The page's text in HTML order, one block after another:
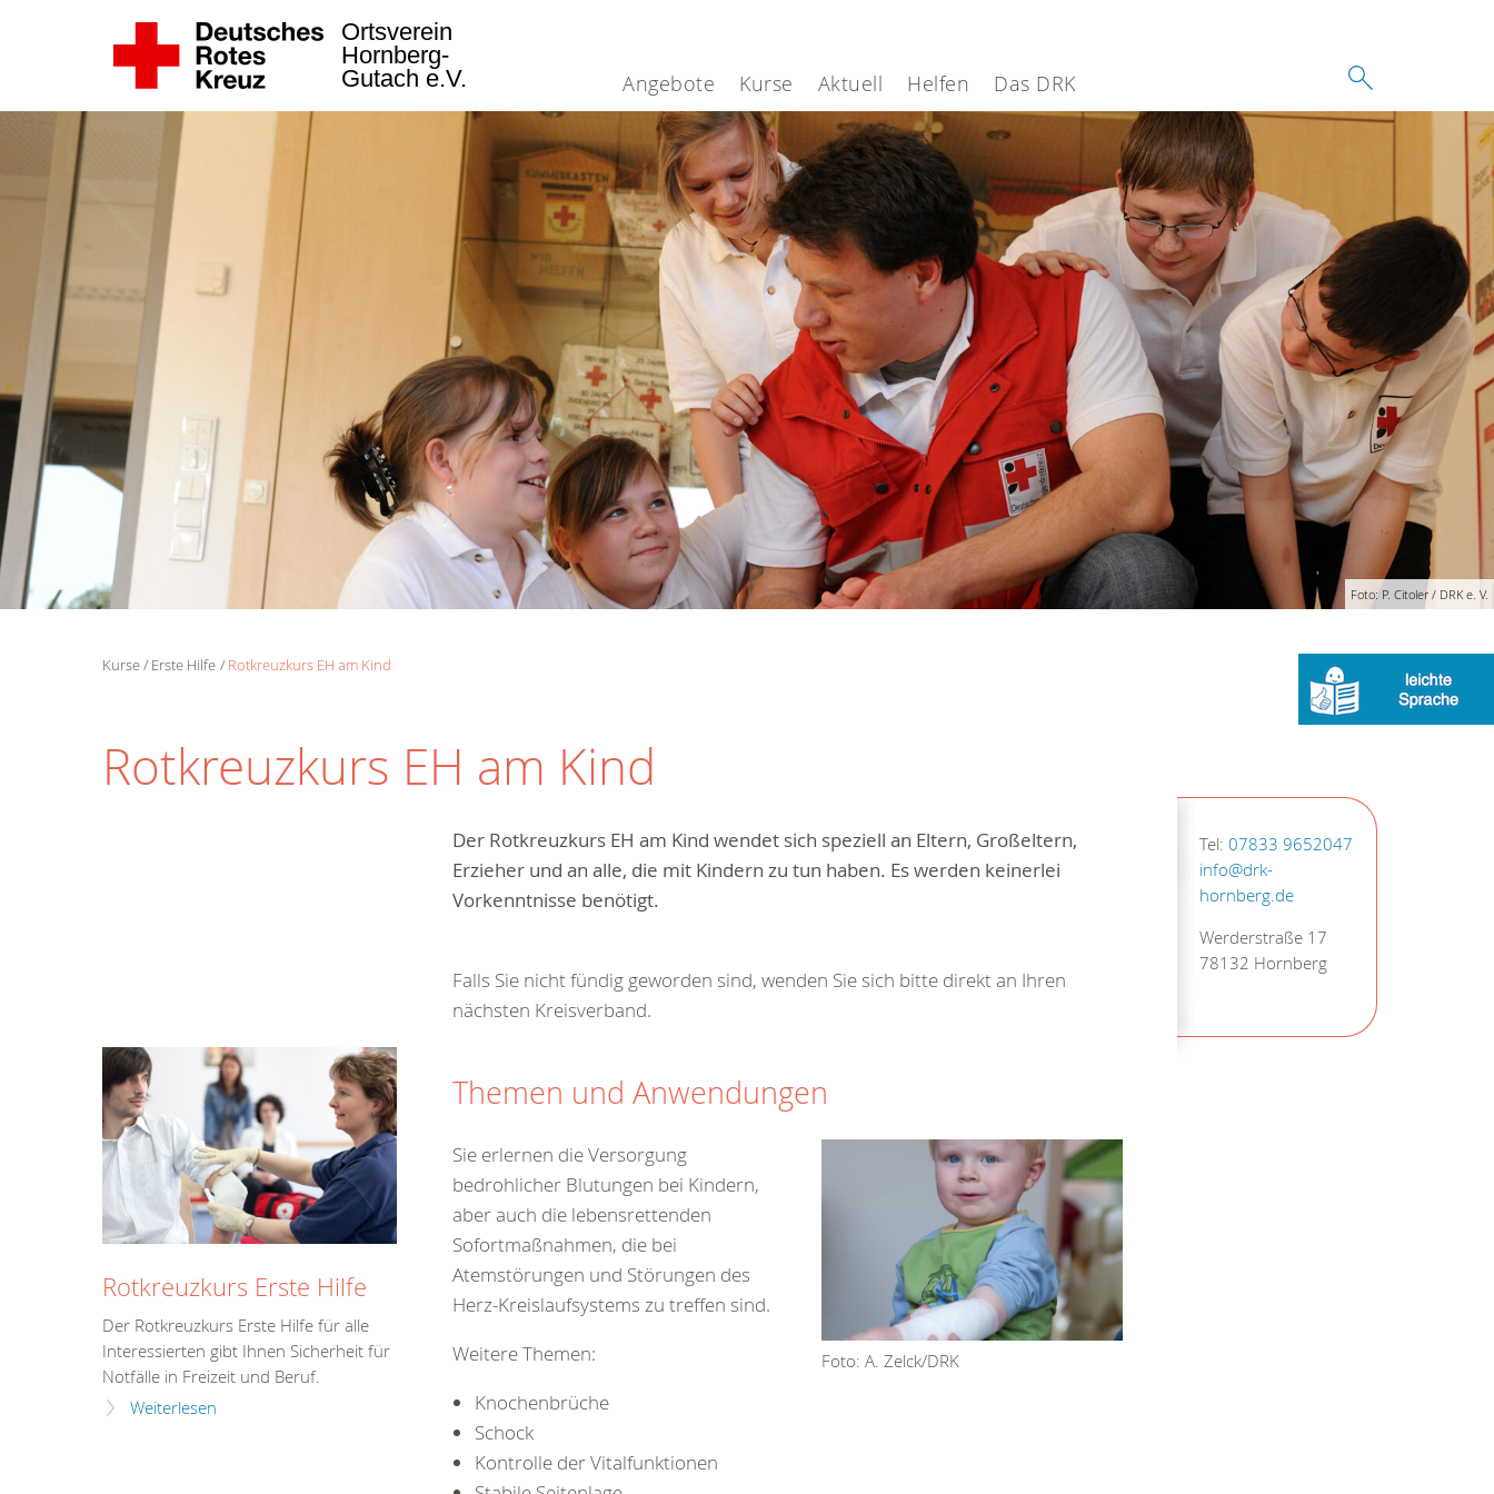
Angebote Kurse Aktuell Helfen Das DRK
Ortsverein
Hornberg-
Gutach e.V.
Foto: P. Citoler / DRK e. V.
Kurse Erste Hilfe Rotkreuzkurs EH am Kind
Rotkreuzkurs EH am Kind
Tel: 07833 9652047
info@drk-
hornberg.de
Werderstraße 17
78132 Hornberg
Der Rotkreuzkurs EH am Kind wendet sich speziell an Eltern, Großeltern,
Erzieher und an alle, die mit Kindern zu tun haben. Es werden keinerlei
Vorkenntnisse benötigt.
Falls Sie nicht fündig geworden sind, wenden Sie sich bitte direkt an Ihren
nächsten Kreisverband.
Themen und Anwendungen
Foto: A. Zelck/DRK
Sie erlernen die Versorgung
bedrohlicher Blutungen bei Kindern,
aber auch die lebensrettenden
Sofortmaßnahmen, die bei
Atemstörungen und Störungen des
Herz-Kreislaufsystems zu treffen sind.
Weitere Themen:
Knochenbrüche
Schock
Kontrolle der Vitalfunktionen
Rotkreuzkurs Erste Hilfe
Der Rotkreuzkurs Erste Hilfe für alle
Interessierten gibt Ihnen Sicherheit für
Notfälle in Freizeit und Beruf.
Weiterlesen